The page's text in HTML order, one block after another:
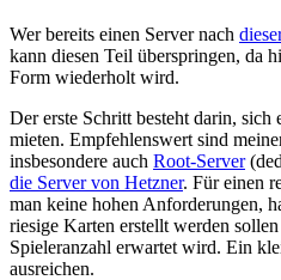
Wer bereits einen Server nach
kann diesen Teil überspringen, da
Form wiederholt wird.
Der erste Schritt besteht darin, sich
mieten. Empfehlenswert sind
insbesondere auch Root-Server
die Server von Hetzner. Für einen
man keine hohen Anforderungen,
riesige Karten erstellt werden
Spieleranzahl erwartet wird. Ein
ausreichen.